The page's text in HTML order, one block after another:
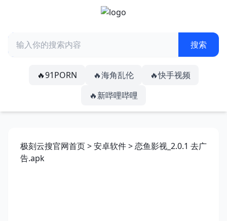
🔥91PORN 🔥海角乱伦
🔥快手视频
🔥新哔哩哔哩
极刻云搜官网首页>安卓软件> 恋鱼影视_2.0.1 去广
告.apk